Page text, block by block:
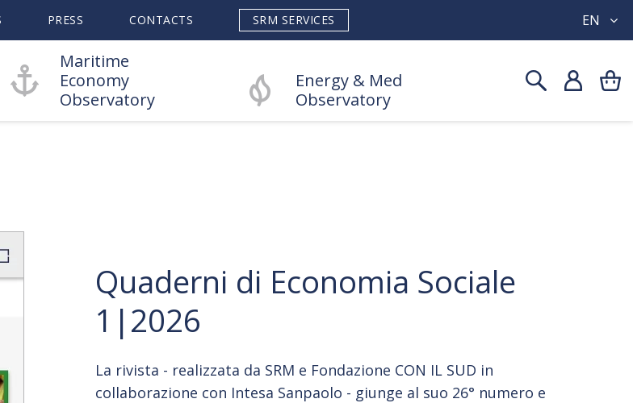
PRESS CONTACTS SRM SERVICES EN
Maritime
Economy
Observatory
Energy & Med
Observatory
Quaderni di Economia Sociale
1|2026
La rivista - realizzata da SRM e Fondazione CON IL SUD in
collaborazione con Intesa Sanpaolo - giunge al suo 26° numero e